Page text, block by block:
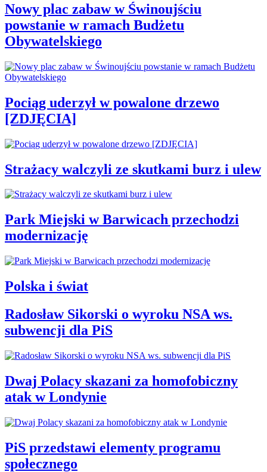
Nowy plac zabaw w Świnoujściu
powstanie w ramach Budżetu
Obywatelskiego
Pociąg uderzył w powalone drzewo
[ZDJĘCIA]
Strażacy walczyli ze skutkami burz i ulew
Park Miejski w Barwicach przechodzi
modernizację
Polska i świat
Radosław Sikorski o wyroku NSA ws.
subwencji dla PiS
Dwaj Polacy skazani za homofobiczny
atak w Londynie
PiS przedstawi elementy programu
społecznego